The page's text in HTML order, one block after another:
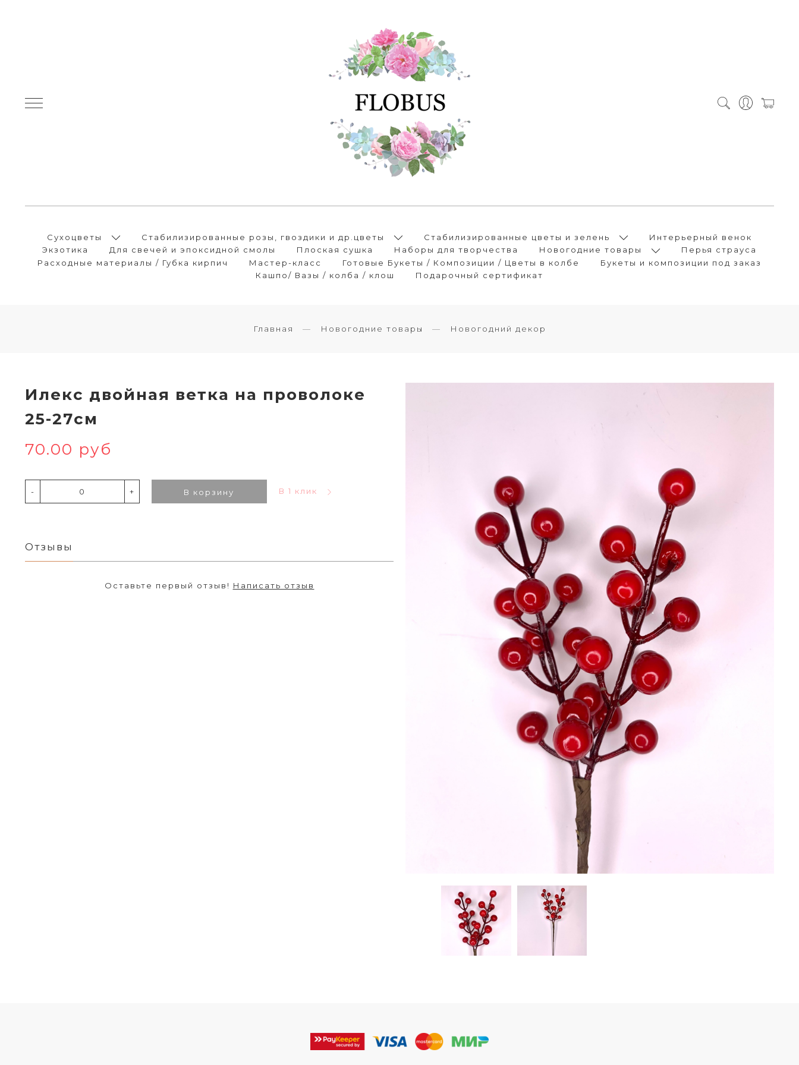
Сухоцветы Стабилизированные розы, гвоздики и др.цветы Стабилизированные цветы и зелень
Интерьерный венок
Экзотика
Для свечей и эпоксидной смолы Плоская сушка Наборы для творчества Новогодние товары
Перья страуса
Расходные материалы / Губка кирпич
Мастер-класс Готовые Букеты / Композиции / Цветы в колбе
Букеты и композиции под заказ
Кашпо/ Вазы / колба / клош
Подарочный сертификат
Главная Новогодние товары Новогодний декор
Илекс двойная ветка на проволоке
25-27см
70.00 руб
- + В корзину В 1 клик
Отзывы
Оставьте первый отзыв! Написать отзыв